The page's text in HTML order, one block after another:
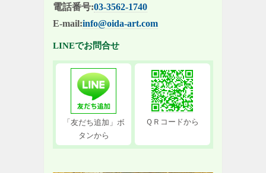
電話番号:03-3562-1740
E-mail:info@oida-art.com
LINEでお問合せ
「友だち追加」ボ
タンから
ＱＲコードから